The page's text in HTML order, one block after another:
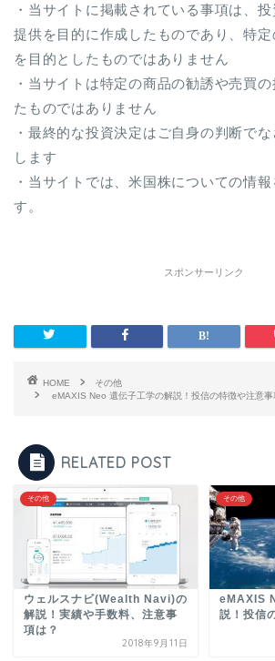
・当サイトに掲載されている事項は、
提供を目的に作成したものであり、特
を目的としたものではありません
・当サイトは特定の商品の勧誘や売買
たものではありません
・最終的な投資決定はご自身の判断で
します
・当サイトでは、米国株についての情
す。
スポンサーリンク
HOME
その他
eMAXIS Neo 遺伝子工学の解説！投信の特徴や注意事
RELATED POST
その他
ウェルスナビ(Wealth Navi)の
解説！実績や手数料、注意事
項は？
2018年9月11日
その他
eMAXIS
説！投信